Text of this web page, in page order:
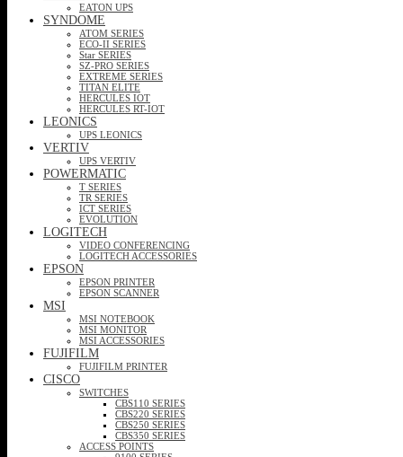
EATON UPS
SYNDOME
ATOM SERIES
ECO-II SERIES
Star SERIES
SZ-PRO SERIES
EXTREME SERIES
TITAN ELITE
HERCULES IOT
HERCULES RT-IOT
LEONICS
UPS LEONICS
VERTIV
UPS VERTIV
POWERMATIC
T SERIES
TR SERIES
ICT SERIES
EVOLUTION
LOGITECH
VIDEO CONFERENCING
LOGITECH ACCESSORIES
EPSON
EPSON PRINTER
EPSON SCANNER
MSI
MSI NOTEBOOK
MSI MONITOR
MSI ACCESSORIES
FUJIFILM
FUJIFILM PRINTER
CISCO
SWITCHES
CBS110 SERIES
CBS220 SERIES
CBS250 SERIES
CBS350 SERIES
ACCESS POINTS